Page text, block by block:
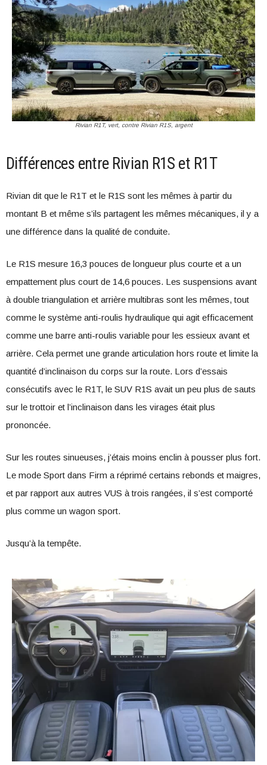
Rivian R1T, vert, contre Rivian R1S, argent
Différences entre Rivian R1S et R1T
Rivian dit que le R1T et le R1S sont les mêmes à partir du
montant B et même s’ils partagent les mêmes mécaniques, il y a
une différence dans la qualité de conduite.
Le R1S mesure 16,3 pouces de longueur plus courte et a un
empattement plus court de 14,6 pouces. Les suspensions avant
à double triangulation et arrière multibras sont les mêmes, tout
comme le système anti-roulis hydraulique qui agit efficacement
comme une barre anti-roulis variable pour les essieux avant et
arrière. Cela permet une grande articulation hors route et limite la
quantité d’inclinaison du corps sur la route. Lors d’essais
consécutifs avec le R1T, le SUV R1S avait un peu plus de sauts
sur le trottoir et l’inclinaison dans les virages était plus
prononcée.
Sur les routes sinueuses, j’étais moins enclin à pousser plus fort.
Le mode Sport dans Firm a réprimé certains rebonds et maigres,
et par rapport aux autres VUS à trois rangées, il s’est comporté
plus comme un wagon sport.
Jusqu’à la tempête.